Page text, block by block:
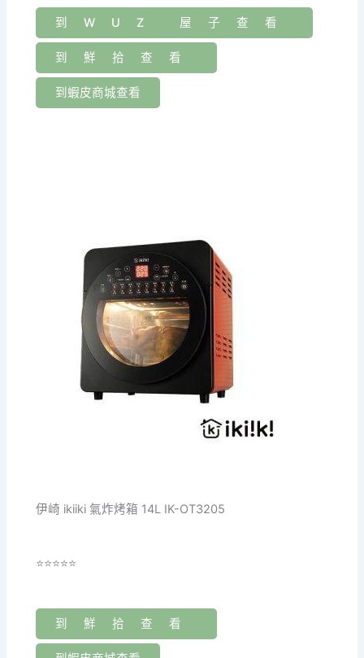
到WUZ 屋子查看
到鮮拾查看
到蝦皮商城查看
伊崎 ikiiki 氣炸烤箱 14L IK-OT3205
⭐⭐⭐⭐⭐
到鮮拾查看